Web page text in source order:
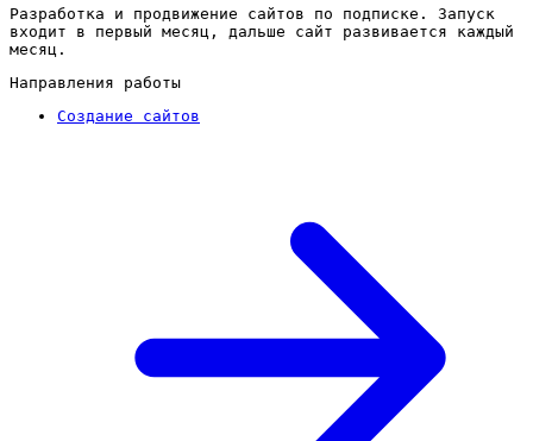
Разработка и продвижение сайтов по подписке. Запуск
входит в первый месяц, дальше сайт развивается каждый
месяц.
Направления работы
Создание сайтов